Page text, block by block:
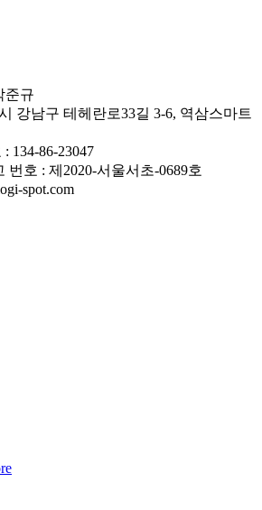
준규
강남구 테헤란로33길 3-6, 역삼스마트
134-86-23047
번호 : 제2020-서울서초-0689호
spot.com